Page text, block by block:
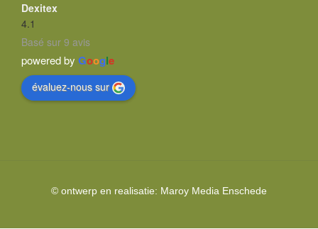
Dexitex
4.1
Basé sur 9 avis
powered by Google
évaluez-nous sur
© ontwerp en realisatie: Maroy Media Enschede